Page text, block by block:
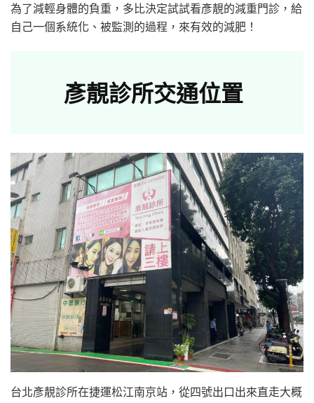
為了減輕身體的負重，多比決定試試看彥靚的減重門診，給
自己一個系統化、被監測的過程，來有效的減肥！
彥靚診所交通位置
台北彥靚診所在捷運松江南京站，從四號出口出來直走大概